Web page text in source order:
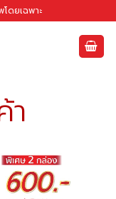
ดยเฉพาะ